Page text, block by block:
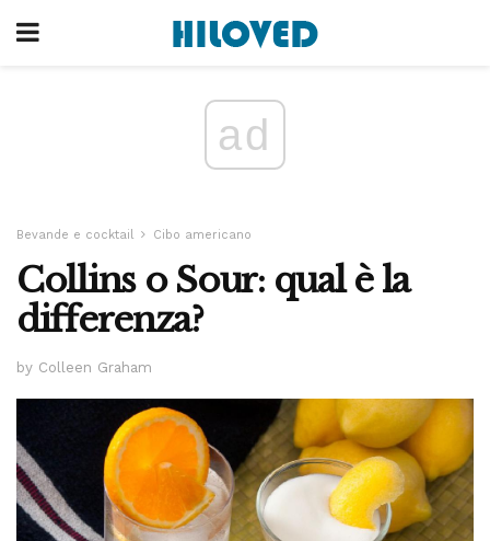
ad
Bevande e cocktail Cibo americano
Collins o Sour: qual è la
differenza?
by Colleen Graham